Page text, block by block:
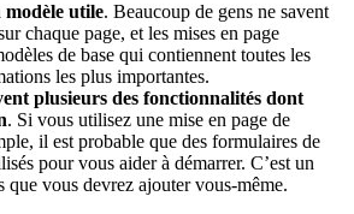
utile. Beaucoup de gens ne savent
chaque page, et les mises en page
de base qui contiennent toutes les
les plus importantes.
plusieurs des fonctionnalités dont
. Si vous utilisez une mise en page de
il est probable que des formulaires de
pour vous aider à démarrer. C’est un
que vous devrez ajouter vous-même.